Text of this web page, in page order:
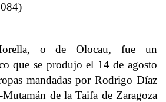
o de Olocau, fue un
que se produjo el 14 de agosto
mandadas por Rodrigo Díaz
de la Taifa de Zaragoza